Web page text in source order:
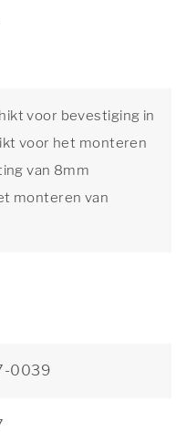
voor bevestiging in
voor het monteren
van 8mm
monteren van
0039